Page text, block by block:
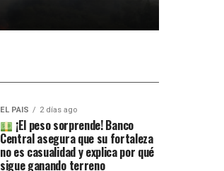
EL PAIS 2 días ago
¡El peso sorprende! Banco
Central asegura que su fortaleza
no es casualidad y explica por qué
sigue ganando terreno